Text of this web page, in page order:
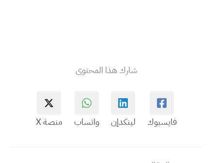
شارك هذا المحتوى
فايسبوك لينكدإن واتساب منصة X